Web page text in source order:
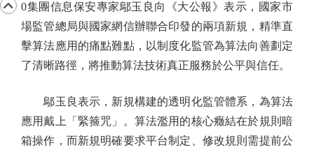
0集團信息保安專家鄔玉良向《大公報》表示，國家市
場監管總局與國家網信辦聯合印發的兩項新規，精準直
擊算法應用的痛點難點，以制度化監管為算法向善劃定
了清晰路徑，將推動算法技術真正服務於公平與信任。
鄔玉良表示，新規構建的透明化監管體系，為算法
應用戴上「緊箍咒」。算法濫用的核心癥結在於規則暗
箱操作，而新規明確要求平台制定、修改規則需提前公